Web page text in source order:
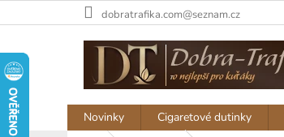
na
dobratrafika.com@seznam.cz
Novinky Cigaretové dutinky